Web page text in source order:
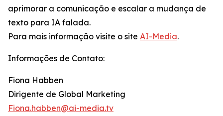
aprimorar a comunicação e escalar a mudança de
texto para IA falada.
Para mais informação visite o site AI-Media.
Informações de Contato:
Fiona Habben
Dirigente de Global Marketing
Fiona.habben@ai-media.tv